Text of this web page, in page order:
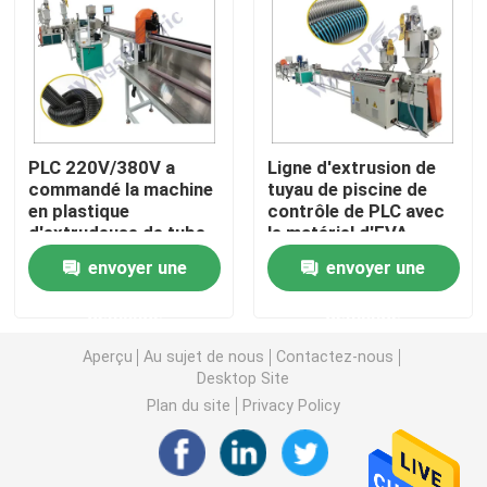
Machine d'extrudeuse de tuyau de PVC
Chaîne de production de tuyau de PPR
Machine d'extrudeuse de tuyau de PE
Machine ondulée d'extrudeuse de tuyau
Pp attachent la chaîne de production
Machine en plastique d'extrudeuse de feuille
PLC 220V/380V a
commandé la machine
en plastique
d'extrudeuse de tube
avec le
refroidissement
d'air/par l'eau
envoyer une
Ligne d'extrusion de
tuyau de piscine de
contrôle de PLC avec
le matériel d'EVA
LLDPE
envoyer une
Aperçu Au sujet de nous
Contactez-nous
Desktop Site
Plan du site
Privacy Policy